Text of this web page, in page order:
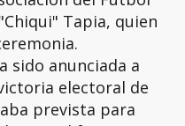
Tapia, quien
sido anunciada a
electoral de
prevista para